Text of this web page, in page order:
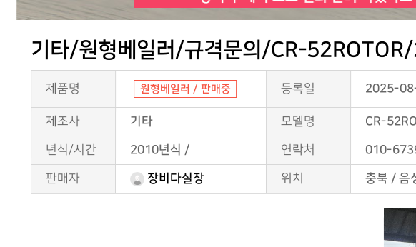
기타/원형베일러/규격문의/CR-
제품명 원형베일러 / 판매중 등록일 2025-
제조사 기타 모델명 CR-
년식/시간 2010년식 / 연락처 010-
판매자 장비다실장 위치 충북 / 음